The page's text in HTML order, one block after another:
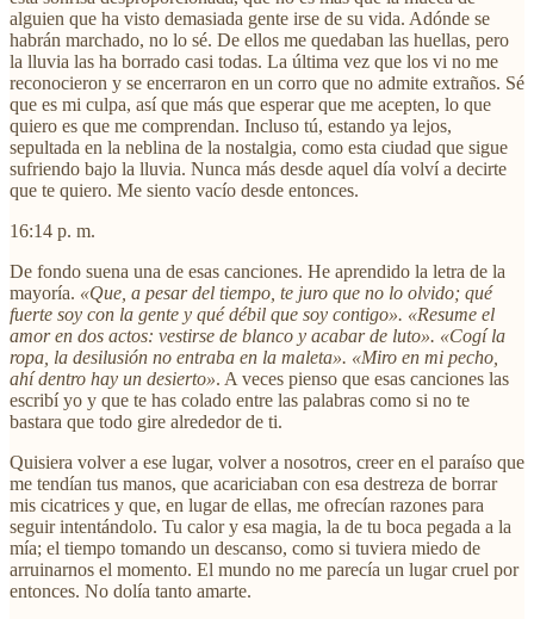
alguien que ha visto demasiada gente irse de su vida. Adónde se
habrán marchado, no lo sé. De ellos me quedaban las huellas, pero
la lluvia las ha borrado casi todas. La última vez que los vi no me
reconocieron y se encerraron en un corro que no admite extraños. Sé
que es mi culpa, así que más que esperar que me acepten, lo que
quiero es que me comprendan. Incluso tú, estando ya lejos,
sepultada en la neblina de la nostalgia, como esta ciudad que sigue
sufriendo bajo la lluvia. Nunca más desde aquel día volví a decirte
que te quiero. Me siento vacío desde entonces.
16:14 p. m.
De fondo suena una de esas canciones. He aprendido la letra de la
mayoría. «Que, a pesar del tiempo, te juro que no lo olvido; qué
fuerte soy con la gente y qué débil que soy contigo». «Resume el
amor en dos actos: vestirse de blanco y acabar de luto». «Cogí la
ropa, la desilusión no entraba en la maleta». «Miro en mi pecho,
ahí dentro hay un desierto». A veces pienso que esas canciones las
escribí yo y que te has colado entre las palabras como si no te
bastara que todo gire alrededor de ti.
Quisiera volver a ese lugar, volver a nosotros, creer en el paraíso que
me tendían tus manos, que acariciaban con esa destreza de borrar
mis cicatrices y que, en lugar de ellas, me ofrecían razones para
seguir intentándolo. Tu calor y esa magia, la de tu boca pegada a la
mía; el tiempo tomando un descanso, como si tuviera miedo de
arruinarnos el momento. El mundo no me parecía un lugar cruel por
entonces. No dolía tanto amarte.